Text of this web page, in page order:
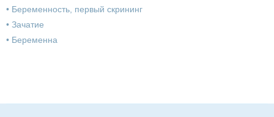
• Беременность, первый скрининг
• Зачатие
• Беременна